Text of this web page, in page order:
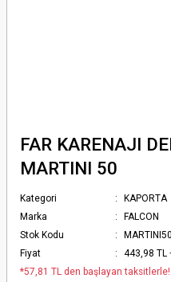
FAR KARENAJI
MARTINI 50
Kategori
KAPORTA
Marka
FALCON
Stok Kodu
Fiyat
443,98 TL
*57,81 TL den başlayan taksitlerle!